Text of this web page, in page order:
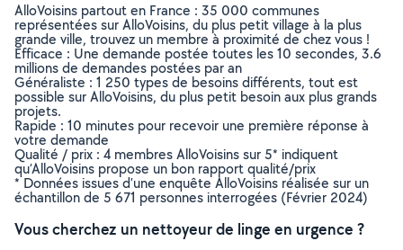
AlloVoisins partout en France : 35 000 communes
représentées sur AlloVoisins, du plus petit village à la plus
grande ville, trouvez un membre à proximité de chez vous !
Efficace : Une demande postée toutes les 10 secondes, 3.6
millions de demandes postées par an
Généraliste : 1 250 types de besoins différents, tout est
possible sur AlloVoisins, du plus petit besoin aux plus grands
projets.
Rapide : 10 minutes pour recevoir une première réponse à
votre demande
Qualité / prix : 4 membres AlloVoisins sur 5* indiquent
qu’AlloVoisins propose un bon rapport qualité/prix
* Données issues d’une enquête AlloVoisins réalisée sur un
échantillon de 5 671 personnes interrogées (Février 2024)
Vous cherchez un nettoyeur de linge en urgence ?